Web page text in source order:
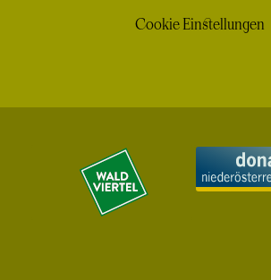
Cookie Einstellungen